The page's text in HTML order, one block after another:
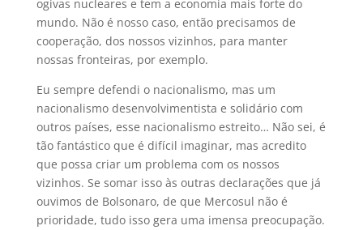
ogivas nucleares e tem a economia mais forte do
mundo. Não é nosso caso, então precisamos de
cooperação, dos nossos vizinhos, para manter
nossas fronteiras, por exemplo.
Eu sempre defendi o nacionalismo, mas um
nacionalismo desenvolvimentista e solidário com
outros países, esse nacionalismo estreito… Não sei, é
tão fantástico que é difícil imaginar, mas acredito
que possa criar um problema com os nossos
vizinhos. Se somar isso às outras declarações que já
ouvimos de Bolsonaro, de que Mercosul não é
prioridade, tudo isso gera uma imensa preocupação.